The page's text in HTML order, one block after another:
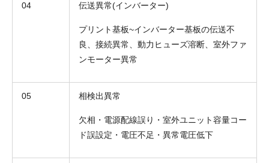
04 伝送異常(インバーター)
プリント基板~インバーター基板の伝送不
良、接続異常、動力ヒューズ溶断、室外ファ
ンモーター異常
05 相検出異常
欠相・電源配線誤り・室外ユニット容量コー
ド誤設定・電圧不足・異常電圧低下